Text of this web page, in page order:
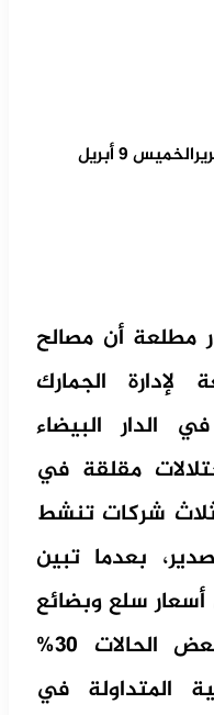
الخميس 9 أبريل
أن مصالح
لإدارة الجمارك
الدار البيضاء
مقلقة في
شركات تنشط
بعدما تبين
سلع وبضائع
مصرح بها، تجاوز في بعض الحالات 30%
المتداولة في